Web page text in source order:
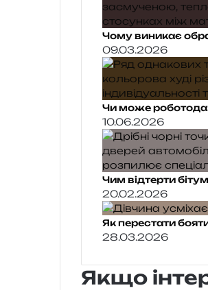
Чому виникає
09.03.2026
Чи може
10.06.2026
Чим відтерти
20.02.2026
Як перестати
28.03.2026
Якщо